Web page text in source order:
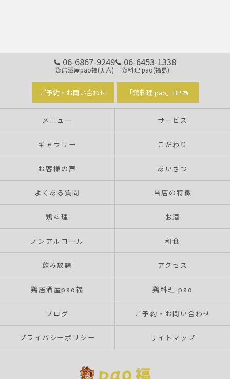
06-6867-9249
鶏居酒屋pao福(天六)
06-6453-1338
鶏料理 pao(福島)
ご予約・お問い合わせ 「鶏料理 pao」HP
メニュー サービス
ギャラリー こだわり
お客様の声 あいさつ
よくある質問 当店の特徴
鶏料理 お酒
ノンアルコール 和食
飲み放題 アクセス
鶏居酒屋pao福 鶏料理 pao
ブログ ご予約・お問い合わせ
プライバシーポリシー サイトマップ